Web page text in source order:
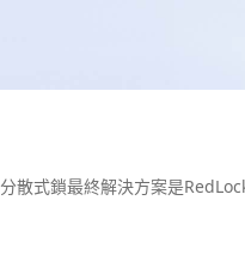
分散式鎖最終解決方案是